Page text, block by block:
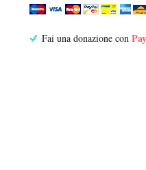
Fai una donazione con